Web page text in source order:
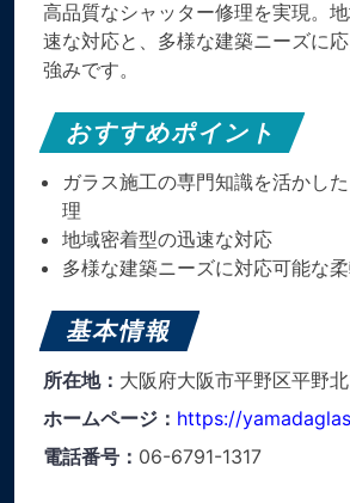
高品質なシャッター修理を実現。
速な対応と、多様な建築ニーズに
強みです。
おすすめポイント
ガラス施工の専門知識を活かし
理
地域密着型の迅速な対応
多様な建築ニーズに対応可能な
基本情報
所在地： 大阪府大阪市平野区平野
ホームページ： https://
電話番号： 06-6791-1317